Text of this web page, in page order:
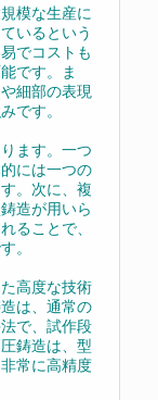
模な生産に
いるという
でコストも
です。ま
細部の表現
です。
ます。一つ
には一つの
。次に、複
造が用いら
ることで、
。
高度な技術
は、通常の
で、試作段
鋳造は、型
常に高精度